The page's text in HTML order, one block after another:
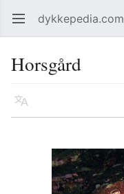
Åpne hovedmenyen dykkepedia.com
Horsgård
Språk